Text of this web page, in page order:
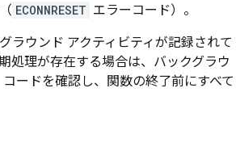
ECONNRESET エラーコード）。
ラウンド アクティビティが記録されて
処理が存在する場合は、バックグラウ
ードを確認し、関数の終了前にすべて